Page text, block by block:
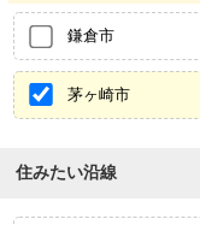
鎌倉市
茅ヶ崎市
住みたい沿線